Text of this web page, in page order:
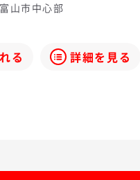
山市中心部
る 詳細を見る